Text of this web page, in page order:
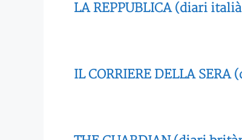
LA REPPUBLICA (diari
IL CORRIERE DELLA